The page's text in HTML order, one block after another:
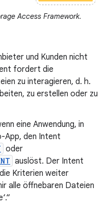
Access Framework.
und Kunden nicht
fordert die
zu interagieren, d. h.
zu erstellen oder zu
eine Anwendung, in
App, den Intent
oder
auslöst. Der Intent
Kriterien weiter
alle öffnebaren Dateien